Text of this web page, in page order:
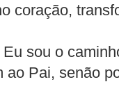
coração,
sou o
ao Pai, senão